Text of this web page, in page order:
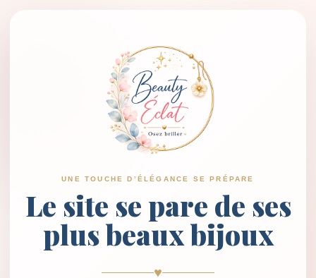
UNE TOUCHE D’ÉLÉGANCE SE PRÉPARE
Le site se pare de ses
plus beaux bijoux
♥